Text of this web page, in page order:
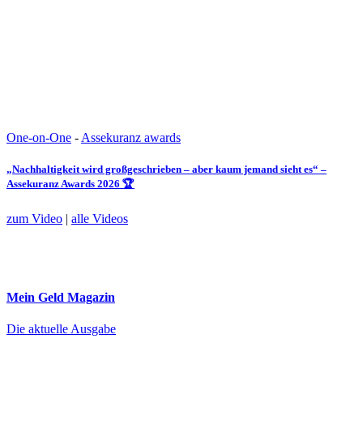
One-on-One - Assekuranz awards
„Nachhaltigkeit wird großgeschrieben – aber kaum jemand sieht es“ –
Assekuranz Awards 2026 🏆
zum Video | alle Videos
Mein Geld Magazin
Die aktuelle Ausgabe